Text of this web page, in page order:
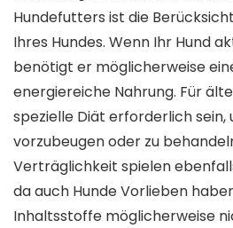
Hundefutters ist die
Ihres Hundes. Wenn Ihr Hund
benötigt er möglicherweise
energiereiche Nahrung. Für
spezielle Diät erforderlich
vorzubeugen oder zu
Verträglichkeit spielen
da auch Hunde Vorlieben
Inhaltsstoffe möglicherweise